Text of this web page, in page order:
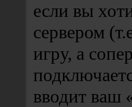
если вы
сервером
игру, а
вводит ваш